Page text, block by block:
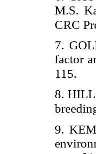
M.S.
CRC
7.
factor
115.
8.
9.